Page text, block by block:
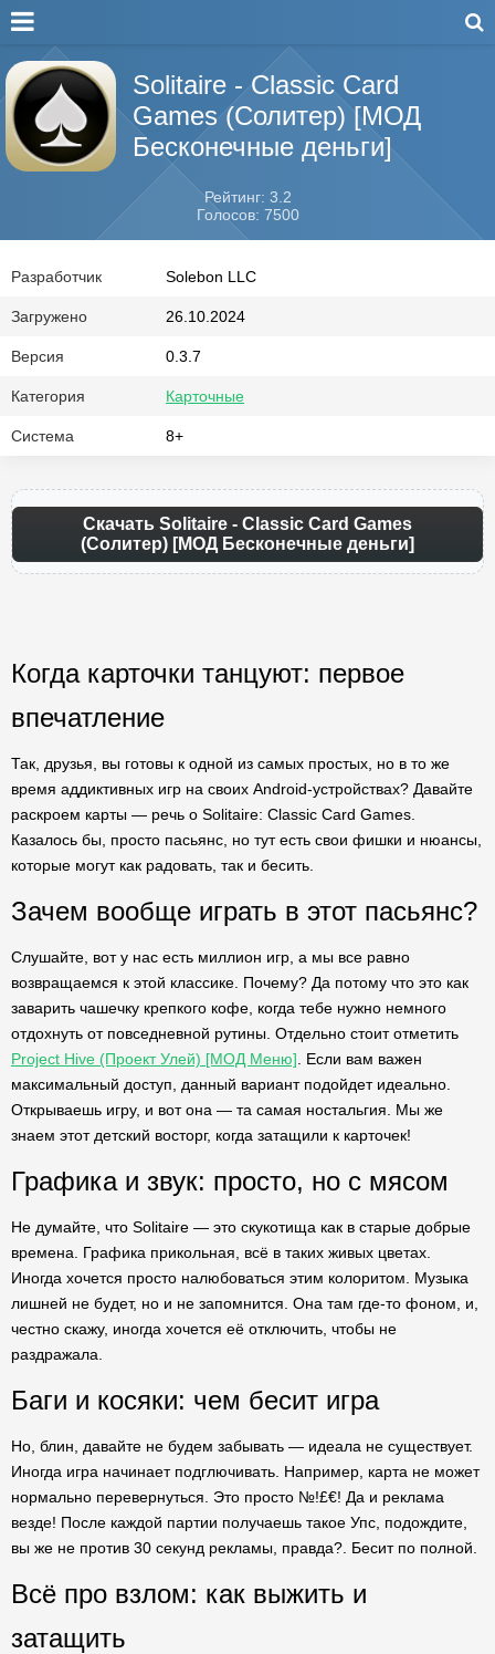
Solitaire - Classic Card
Games (Солитер) [МОД
Бесконечные деньги]
Рейтинг: 3.2
Голосов: 7500
Разработчик Solebon LLC
Загружено 26.10.2024
Версия 0.3.7
Категория Карточные
Система 8+
Скачать Solitaire - Classic Card Games
(Солитер) [МОД Бесконечные деньги]
Когда карточки танцуют: первое
впечатление
Так, друзья, вы готовы к одной из самых простых, но в то же
время аддиктивных игр на своих Android-устройствах? Давайте
раскроем карты — речь о Solitaire: Classic Card Games.
Казалось бы, просто пасьянс, но тут есть свои фишки и нюансы,
которые могут как радовать, так и бесить.
Зачем вообще играть в этот пасьянс?
Слушайте, вот у нас есть миллион игр, а мы все равно
возвращаемся к этой классике. Почему? Да потому что это как
заварить чашечку крепкого кофе, когда тебе нужно немного
отдохнуть от повседневной рутины. Отдельно стоит отметить
Project Hive (Проект Улей) [МОД Меню] . Если вам важен
максимальный доступ, данный вариант подойдет идеально.
Открываешь игру, и вот она — та самая ностальгия. Мы же
знаем этот детский восторг, когда затащили к карточек!
Графика и звук: просто, но с мясом
Не думайте, что Solitaire — это скукотища как в старые добрые
времена. Графика прикольная, всё в таких живых цветах.
Иногда хочется просто налюбоваться этим колоритом. Музыка
лишней не будет, но и не запомнится. Она там где-то фоном, и,
честно скажу, иногда хочется её отключить, чтобы не
раздражала.
Баги и косяки: чем бесит игра
Но, блин, давайте не будем забывать — идеала не существует.
Иногда игра начинает подглючивать. Например, карта не может
нормально перевернуться. Это просто №!£€! Да и реклама
везде! После каждой партии получаешь такое Упс, подождите,
вы же не против 30 секунд рекламы, правда?. Бесит по полной.
Всё про взлом: как выжить и
затащить